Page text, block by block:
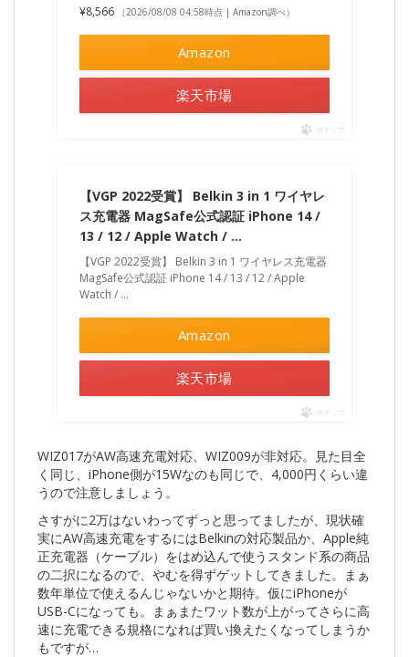
¥8,566
（2026/08/08 04:58時点 | Amazon調べ）
Amazon
楽天市場
ポチップ
【VGP 2022受賞】 Belkin 3 in 1 ワイヤレ
ス充電器 MagSafe公式認証 iPhone 14 /
13 / 12 / Apple Watch / …
【VGP 2022受賞】 Belkin 3 in 1 ワイヤレス充電器
MagSafe公式認証 iPhone 14 / 13 / 12 / Apple
Watch / …
Amazon
楽天市場
ポチップ
WIZ017がAW高速充電対応、WIZ009が非対応。見た目全
く同じ、iPhone側が15Wなのも同じで、4,000円くらい違
うので注意しましょう。
さすがに2万はないわってずっと思ってましたが、現状確
実にAW高速充電をするにはBelkinの対応製品か、Apple純
正充電器（ケーブル）をはめ込んで使うスタンド系の商品
の二択になるので、やむを得ずゲットしてきました。まぁ
数年単位で使えるんじゃないかと期待。仮にiPhoneが
USB-Cになっても。まぁまたワット数が上がってさらに高
速に充電できる規格になれば買い換えたくなってしまうか
もですが…